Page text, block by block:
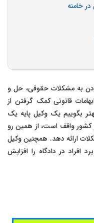
خامنه
به مشکلات حقوقی، حل و
قانونی کمک گرفتن از
بگوییم یک وکیل پایه یک
کشور واقف است، از همین رو
ارائه دهد. همچنین وکیل
افراد در دادگاه را افزایش